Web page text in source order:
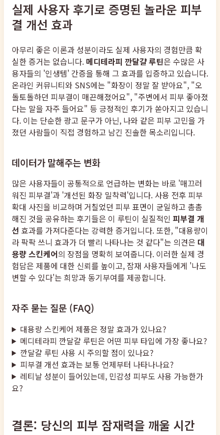
실제 사용자 후기로 증명된 놀라운 피부
결 개선 효과
아무리 좋은 이론과 성분이라도 실제 사용자의 경험만큼 확
실한 증거는 없습니다. 메디테라피 깐달걀 루틴은 수많은 사
용자들의 '인생템' 간증을 통해 그 효과를 입증하고 있습니다.
온라인 커뮤니티와 SNS에는 "화장이 정말 잘 받아요", "오
돌토돌하던 피부결이 매끈해졌어요", "주변에서 피부 좋아졌
다는 말을 자주 들어요" 등 긍정적인 후기가 쏟아지고 있습니
다. 이는 단순한 광고 문구가 아닌, 나와 같은 피부 고민을 가
졌던 사람들이 직접 경험하고 남긴 진솔한 목소리입니다.
데이터가 말해주는 변화
많은 사용자들이 공통적으로 언급하는 변화는 바로 '매끄러
워진 피부결'과 '개선된 화장 밀착력'입니다. 사용 전후 피부
확대 사진을 비교하며 거칠었던 피부 표면이 균일하고 촘촘
해진 것을 공유하는 후기들은 이 루틴이 실질적인 피부결 개
선 효과를 가져다준다는 강력한 증거입니다. 또한, "대용량이
라 팍팍 쓰니 효과가 더 빨리 나타나는 것 같다"는 의견은 대
용량 스킨케어의 장점을 명확히 보여줍니다. 이러한 실제 경
험담은 제품에 대한 신뢰를 높이고, 잠재 사용자들에게 '나도
변할 수 있다'는 희망과 동기부여를 제공합니다.
자주 묻는 질문 (FAQ)
대용량 스킨케어 제품은 정말 효과가 있나요?
메디테라피 깐달걀 루틴은 어떤 피부 타입에 가장 좋나요?
깐달걀 루틴 사용 시 주의할 점이 있나요?
피부결 개선 효과는 보통 언제부터 나타나나요?
레티날 성분이 들어있는데, 민감성 피부도 사용 가능한가
요?
결론: 당신의 피부 잠재력을 깨울 시간